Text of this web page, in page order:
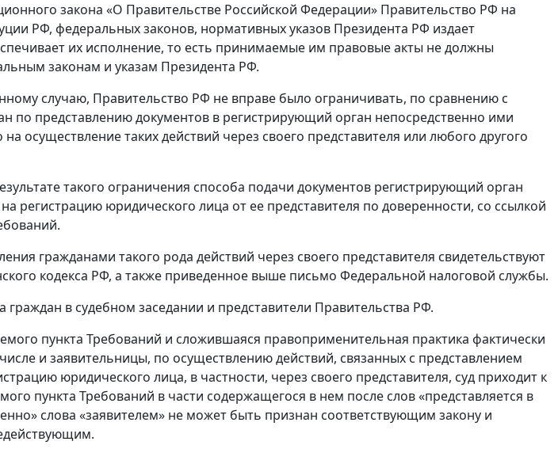
закона «О Правительстве Российской Федерации» Правительство РФ на
РФ, федеральных законов, нормативных указов Президента РФ издает
их исполнение, то есть принимаемые им правовые акты не должны
законам и указам Президента РФ.
случаю, Правительство РФ не вправе было ограничивать, по сравнению с
по представлению документов в регистрирующий орган непосредственно ими
осуществление таких действий через своего представителя или любого другого
такого ограничения способа подачи документов регистрирующий орган
регистрацию юридического лица от ее представителя по доверенности, со ссылкой
гражданами такого рода действий через своего представителя свидетельствуют
кодекса РФ, а также приведенное выше письмо Федеральной налоговой службы.
граждан в судебном заседании и представители Правительства РФ.
пункта Требований и сложившаяся правоприменительная практика фактически
и заявительницы, по осуществлению действий, связанных с представлением
юридического лица, в частности, через своего представителя, суд приходит к
пункта Требований в части содержащегося в нем после слов «представляется в
слова «заявителем» не может быть признан соответствующим закону и